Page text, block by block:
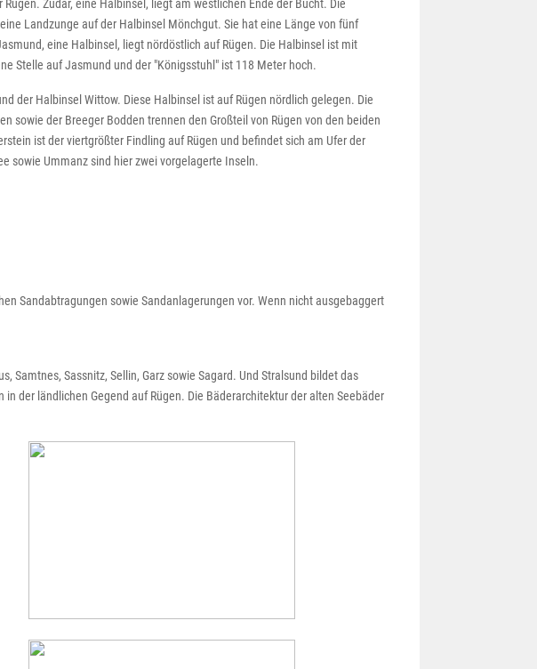
Zudar, eine Halbinsel, liegt am westlichen Ende der Bucht. Die
Landzunge auf der Halbinsel Mönchgut. Sie hat eine Länge von fünf
eine Halbinsel, liegt nördöstlich auf Rügen. Die Halbinsel ist mit
Stelle auf Jasmund und der "Königsstuhl" ist 118 Meter hoch.
der Halbinsel Wittow. Diese Halbinsel ist auf Rügen nördlich gelegen. Die
sowie der Breeger Bodden trennen den Großteil von Rügen von den beiden
ist der viertgrößter Findling auf Rügen und befindet sich am Ufer der
sowie Ummanz sind hier zwei vorgelagerte Inseln.
Sandabtragungen sowie Sandanlagerungen vor. Wenn nicht ausgebaggert
Samtnes, Sassnitz, Sellin, Garz sowie Sagard. Und Stralsund bildet das
der ländlichen Gegend auf Rügen. Die Bäderarchitektur der alten Seebäder